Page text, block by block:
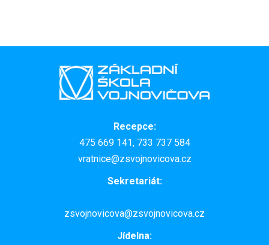
Recepce:
475 669 141, 733 737 584
vratnice@zsvojnovicova.cz
Sekretariát:
zsvojnovicova@zsvojnovicova.cz
Jídelna: